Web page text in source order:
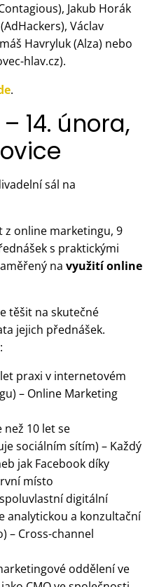
Jakub Horák
Václav
Havryluk (Alza) nebo
hlav.cz).
.
14. února,
sál na
z online marketingu, 9
s praktickými
na využití online
těšit na skutečné
jejich přednášek.
praxi v internetovém
– Online Marketing
než 10 let se
sociálním sítím) – Každý
jak Facebook díky
místo
digitální
analytickou a konzultační
– Cross-channel
oddělení ve